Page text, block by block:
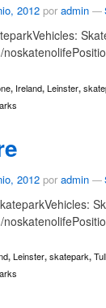
2012 por admin —
, Ireland, Leinster,
2012 por admin —
, Leinster, skatepark,